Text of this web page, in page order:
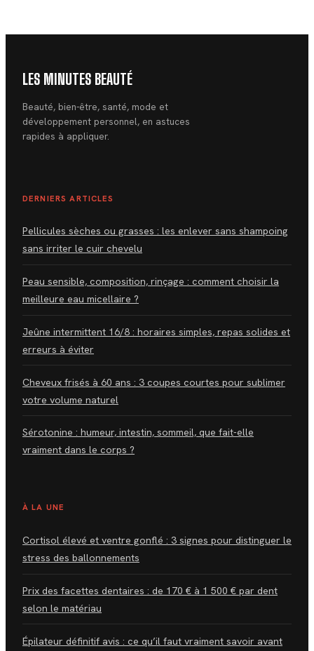
LES MINUTES BEAUTÉ
Beauté, bien-être, santé, mode et
développement personnel, en astuces
rapides à appliquer.
DERNIERS ARTICLES
Pellicules sèches ou grasses : les enlever sans shampoing
sans irriter le cuir chevelu
Peau sensible, composition, rinçage : comment choisir la
meilleure eau micellaire ?
Jeûne intermittent 16/8 : horaires simples, repas solides et
erreurs à éviter
Cheveux frisés à 60 ans : 3 coupes courtes pour sublimer
votre volume naturel
Sérotonine : humeur, intestin, sommeil, que fait-elle
vraiment dans le corps ?
À LA UNE
Cortisol élevé et ventre gonflé : 3 signes pour distinguer le
stress des ballonnements
Prix des facettes dentaires : de 170 € à 1 500 € par dent
selon le matériau
Épilateur définitif avis : ce qu’il faut vraiment savoir avant